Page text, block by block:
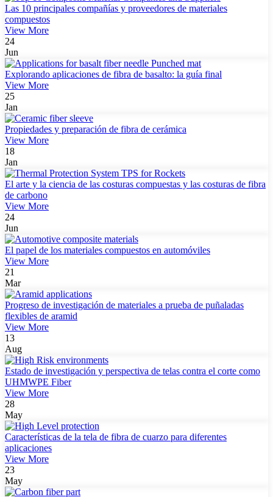
Las 10 principales compañías y proveedores de materiales
compuestos
View More
24
Jun
Explorando aplicaciones de fibra de basalto: la guía final
View More
25
Jan
Propiedades y preparación de fibra de cerámica
View More
18
Jan
El arte y la ciencia de las costuras compuestas y las costuras de fibra
de carbono
View More
24
Jun
El papel de los materiales compuestos en automóviles
View More
21
Mar
Progreso de investigación de materiales a prueba de puñaladas
flexibles de aramid
View More
13
Aug
Estado de investigación y perspectiva de telas contra el corte como
UHMWPE Fiber
View More
28
May
Características de la tela de fibra de cuarzo para diferentes
aplicaciones
View More
23
May